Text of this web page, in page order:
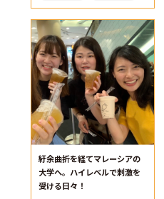
紆余曲折を経てマレーシアの
大学へ。ハイレベルで刺激を
受ける日々！